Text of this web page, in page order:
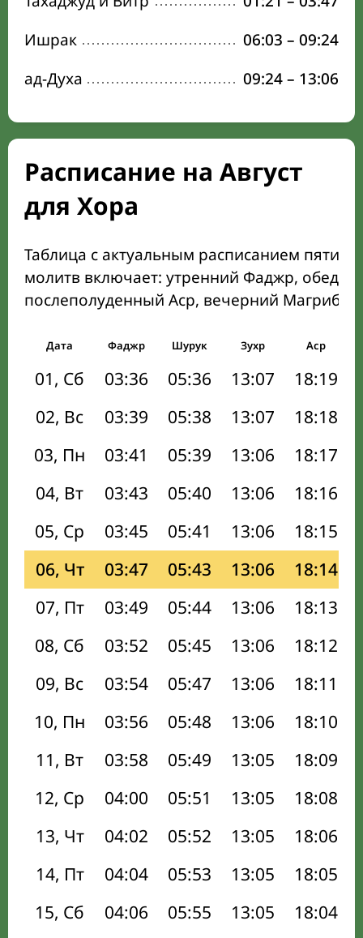
Ишрак
06:03 – 09:24
ад-Духа
09:24– 13:06
Расписание на Август
для Хора
Таблица с актуальным расписанием пяти
молитв включает: утренний Фаджр,
послеполуденный Аср, вечерний Магриб
Дата Фаджр Шурук Зухр Аср
01, Сб 03:36 05:36 13:07 18:19
02, Вс
03:39 05:38 13:07 18:18
03, Пн
03:41 05:39 13:06 18:17
04, Вт
03:43 05:40 13:06 18:16
05, Ср
03:45 05:41 13:06 18:15
06, Чт
03:47 05:43 13:06 18:14
07, Пт
03:49 05:44 13:06 18:13
08, Сб
03:52 05:45 13:06 18:12
09, Вс
03:54 05:47 13:06 18:11
10, Пн
03:56 05:48 13:06 18:10
11, Вт
03:58 05:49 13:05 18:09
12, Ср
04:00 05:51 13:05 18:08
13, Чт
04:02 05:52 13:05 18:06
14, Пт
04:04 05:53 13:05 18:05
15, Сб
04:06 05:55 13:05 18:04